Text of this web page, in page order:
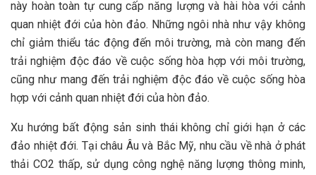
này hoàn toàn tự cung cấp năng lượng và hài hòa với cảnh
quan nhiệt đới của hòn đảo. Những ngôi nhà như vậy không
chỉ giảm thiểu tác động đến môi trường, mà còn mang đến
trải nghiệm độc đáo về cuộc sống hòa hợp với môi trường,
cũng như mang đến trải nghiệm độc đáo về cuộc sống hòa
hợp với cảnh quan nhiệt đới của hòn đảo.
Xu hướng bất động sản sinh thái không chỉ giới hạn ở các
đảo nhiệt đới. Tại châu Âu và Bắc Mỹ, nhu cầu về nhà ở phát
thải CO2 thấp, sử dụng công nghệ năng lượng thông minh,